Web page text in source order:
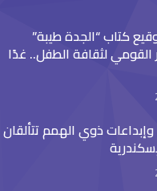
كتاب “الجدة طيبة”
القومي لثقافة الطفل.. غدًا
ذوي الهمم تتألقان